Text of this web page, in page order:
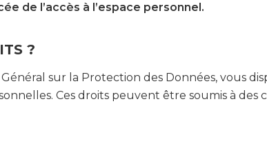
de l’accès à l’espace personnel.
?
sur la Protection des Données, vous
Ces droits peuvent être soumis à des